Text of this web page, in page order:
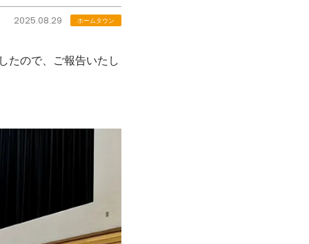
2025.08.29 ホームタウン
たので、ご報告いたし